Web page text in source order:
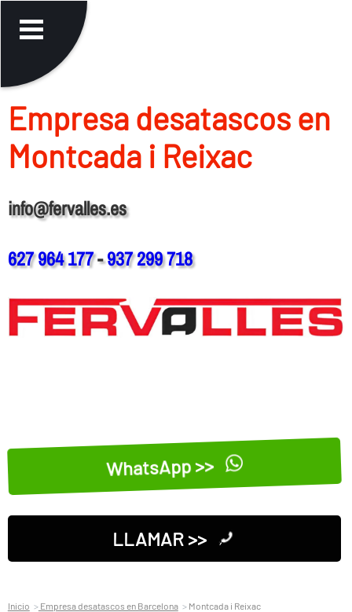
Empresa desatascos en
Montcada i Reixac
info@fervalles.es
627 964 177-937 299 718
WhatsApp >>
LLAMAR >>
Inicio Empresa desatascos en Barcelona Montcada i Reixac